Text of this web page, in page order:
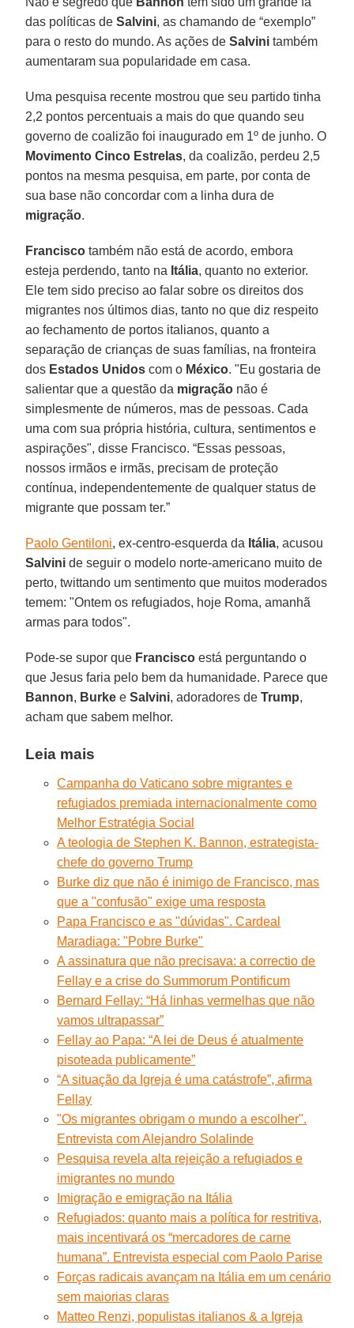
das políticas deSalvini, as chamando de “exemplo”
para o resto do mundo. As ações deSalvini também
aumentaram sua popularidade em casa.
Uma pesquisa recente mostrou que seu partido tinha
2,2 pontos percentuais a mais do que quando seu
governo de coalizão foi inaugurado em 1º de junho. O
Movimento Cinco Estrelas, da coalizão, perdeu 2,5
pontos na mesma pesquisa, em parte, por conta de
sua base não concordar com a linha dura de
migração.
Francisco também não está de acordo, embora
esteja perdendo, tanto na Itália, quanto no exterior.
Ele tem sido preciso ao falar sobre os direitos dos
migrantes nos últimos dias, tanto no que diz respeito
ao fechamento de portos italianos, quanto a
separação de crianças de suas famílias, na fronteira
dos Estados Unidos com o México. "Eu gostaria de
salientar que a questão da migração não é
simplesmente de números, mas de pessoas. Cada
uma com sua própria história, cultura, sentimentos e
aspirações", disse Francisco. “Essas pessoas,
nossos irmãos e irmãs, precisam de proteção
contínua, independentemente de qualquer status de
migrante que possam ter.”
Paolo Gentiloni, ex-centro-esquerda da Itália, acusou
Salvini de seguir o modelo norte-americano muito de
perto, twittando um sentimento que muitos moderados
temem: "Ontem os refugiados, hoje Roma, amanhã
armas para todos".
Pode-se supor que Francisco está perguntando o
que Jesus faria pelo bem da humanidade. Parece que
Bannon, Burke eSalvini, adoradores deTrump,
acham que sabem melhor.
Leia mais
Campanha do Vaticano sobre migrantes e
refugiados premiada internacionalmente como
Melhor Estratégia Social
A teologia de Stephen K. Bannon, estrategista-
chefe do governo Trump
Burke diz que não é inimigo de Francisco, mas
que a "confusão" exige uma resposta
Papa Francisco e as "dúvidas". Cardeal
Maradiaga: "Pobre Burke"
A assinatura que não precisava: a correctio de
Fellay e a crise do Summorum Pontificum
Bernard Fellay: “Há linhas vermelhas que não
vamos ultrapassar”
Fellay ao Papa: “A lei de Deus é atualmente
pisoteada publicamente”
“A situação da Igreja é uma catástrofe”, afirma
Fellay
"Os migrantes obrigam o mundo a escolher".
Entrevista com Alejandro Solalinde
Pesquisa revela alta rejeição a refugiados e
imigrantes no mundo
Imigração e emigração na Itália
Refugiados: quanto mais a política for restritiva,
mais incentivará os “mercadores de carne
humana”. Entrevista especial com Paolo Parise
Forças radicais avançam na Itália em um cenário
sem maiorias claras
Matteo Renzi, populistas italianos & a Igreja